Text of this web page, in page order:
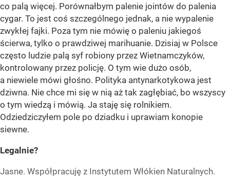
co palą więcej. Porównałbym palenie jointów do palenia
cygar. To jest coś szczególnego jednak, a nie wypalenie
zwykłej fajki. Poza tym nie mówię o paleniu jakiegoś
ścierwa, tylko o prawdziwej marihuanie. Dzisiaj w Polsce
często ludzie palą syf robiony przez Wietnamczyków,
kontrolowany przez policję. O tym wie dużo osób,
a niewiele mówi głośno. Polityka antynarkotykowa jest
dziwna. Nie chce mi się w nią aż tak zagłębiać, bo wszyscy
o tym wiedzą i mówią. Ja staję się rolnikiem.
Odziedziczyłem pole po dziadku i uprawiam konopie
siewne.
Legalnie?
Jasne. Współpracuję z Instytutem Włókien Naturalnych.